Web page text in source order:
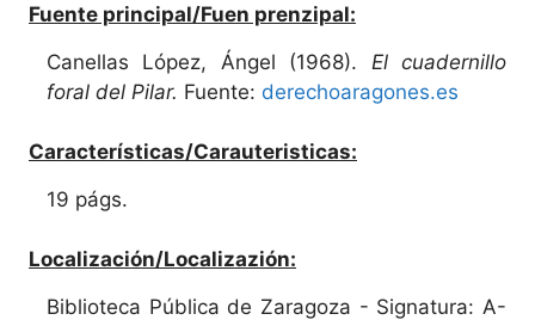
Fuente principal/Fuen prenzipal:
Canellas López, Ángel (1968). El cuadernillo
foral del Pilar. Fuente: derechoaragones.es
Características/Carauteristicas:
19 págs.
Localización/Localizazión:
Biblioteca Pública de Zaragoza - Signatura: A-